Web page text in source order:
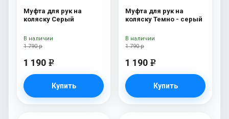
Муфта для рук на
коляску Серый
1 790 р
1 190 e
Купить
В наличии
Муфта для рук на
коляску Темно - серый
1 790 р
1 190 e
Купить
В наличии